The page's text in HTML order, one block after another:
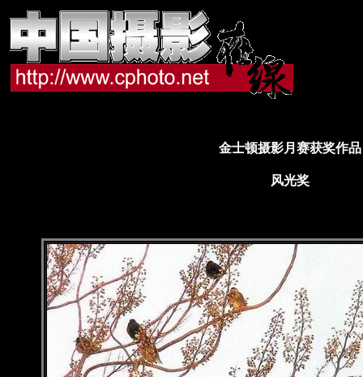
金士顿摄影月赛获奖作品
风光奖